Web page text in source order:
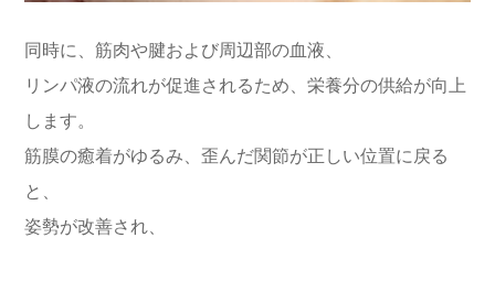
同時に、筋肉や腱および周辺部の血液、
リンパ液の流れが促進されるため、栄養分の供給が向上
します。
筋膜の癒着がゆるみ、歪んだ関節が正しい位置に戻る
と、
姿勢が改善され、